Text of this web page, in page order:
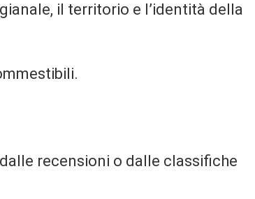
il territorio e l’identità della
recensioni o dalle classifiche